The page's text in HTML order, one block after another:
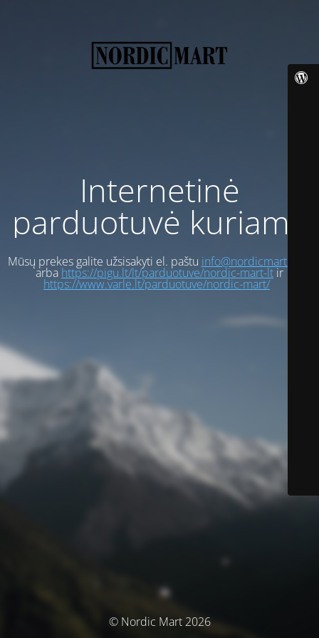
Internetinė
parduotuvė kuriama
Mūsų prekes galite užsisakyti el. paštu info@nordicmart.com
arba https://pigu.lt/lt/parduotuve/nordic-mart-ltir
https://www.varle.lt/parduotuve/nordic-mart/
© Nordic Mart 2026